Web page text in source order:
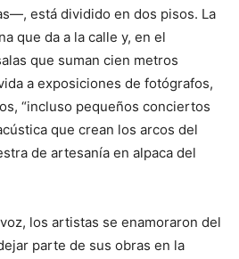
está dividido en dos pisos. La
que da a la calle y, en el
que suman cien metros
a exposiciones de fotógrafos,
“incluso pequeños conciertos
que crean los arcos del
de artesanía en alpaca del
los artistas se enamoraron del
parte de sus obras en la